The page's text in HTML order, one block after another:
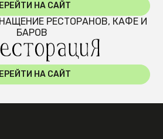
НА САЙТ
РЕСТОРАНОВ, КАФЕ И
БАРОВ
НА САЙТ